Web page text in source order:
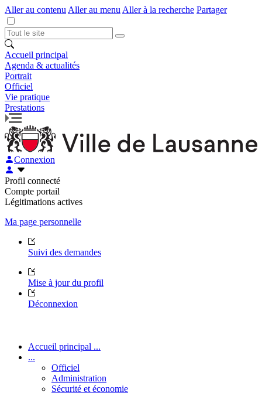
Aller au contenu Aller au menu Aller à la recherche Partager
Accueil principal
Agenda & actualités
Portrait
Officiel
Vie pratique
Prestations
Connexion
Profil connecté
Compte portail
Légitimations actives
Ma page personnelle
Suivi des demandes
Mise à jour du profil
Déconnexion
Accueil principal ...
...
Officiel
Administration
Sécurité et économie